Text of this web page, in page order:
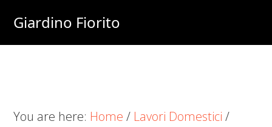
main
primary
footer
Giardino Fiorito
You are here: Home / Lavori Domestici /